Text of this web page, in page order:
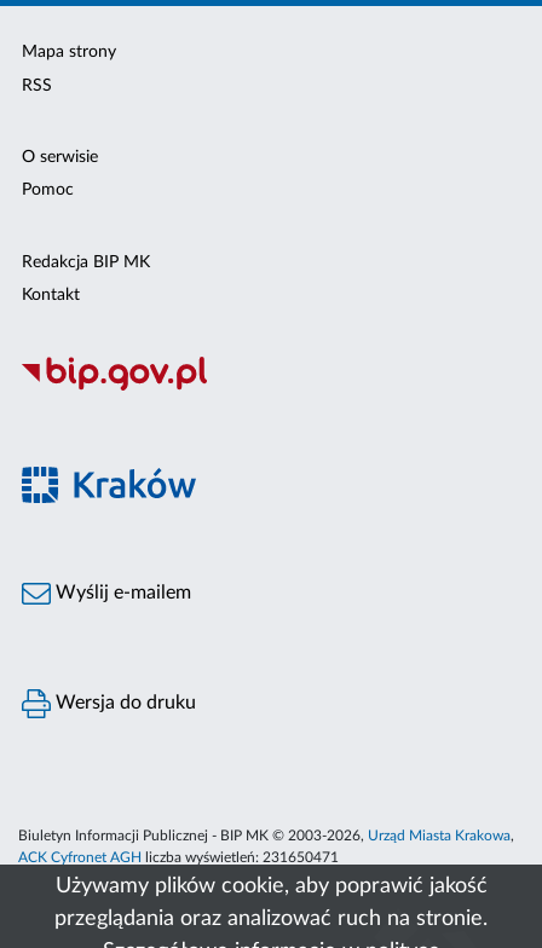
Używamy plików cookie, aby poprawić jakość
przeglądania oraz analizować ruch na stronie.
Mapa strony
RSS
O serwisie
Pomoc
Redakcja BIP MK
Kontakt
Wyślij e-mailem
Wersja do druku
Biuletyn Informacji Publicznej - BIP MK © 2003-2026, Urząd Miasta Krakowa,
ACK Cyfronet AGH
liczba wyświetleń: 231650471